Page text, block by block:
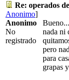
Re: operados
Anonimo]
Anonimo
No
registrado
nada ni
pero
para
grapas